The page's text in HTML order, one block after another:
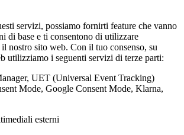
servizi, possiamo fornirti feature che vanno
di base e ti consentono di utilizzare
nostro sito web. Con il tuo consenso, su
utilizziamo i seguenti servizi di terze parti:
UET (Universal Event Tracking)
Mode, Google Consent Mode, Klarna,
esterni